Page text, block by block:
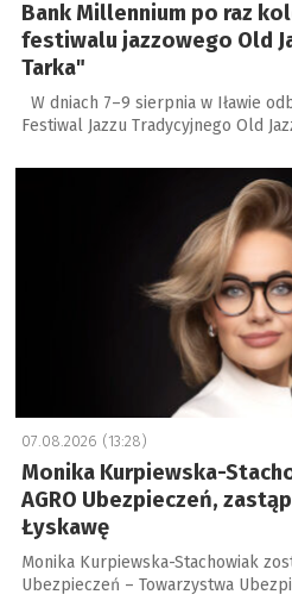
Bank Millennium po raz
festiwalu jazzowego Old
Tarka"
W dniach 7–9 sierpnia w Iławie
Festiwal Jazzu Tradycyjnego Old
a
07.08.2026 (13:28)
Monika Kurpiewska-
AGRO Ubezpieczeń,
Łyskawę
Monika Kurpiewska-Stachowiak
Ubezpieczeń – Towarzystwa